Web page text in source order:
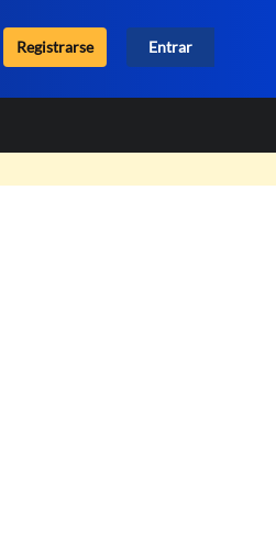
Registrarse Entrar